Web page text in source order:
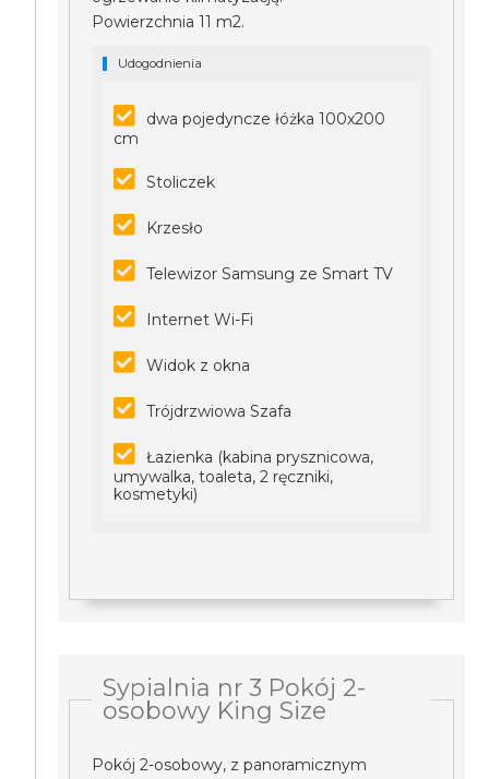
Powierzchnia 11 m2.
Udogodnienia
dwa pojedyncze łóżka 100x200
cm
Stoliczek
Krzesło
Telewizor Samsung ze Smart TV
Internet Wi-Fi
Widok z okna
Trójdrzwiowa Szafa
Łazienka (kabina prysznicowa,
umywalka, toaleta, 2 ręczniki,
kosmetyki)
Sypialnia nr 3 Pokój 2-
osobowy King Size
Pokój 2-osobowy, z panoramicznym